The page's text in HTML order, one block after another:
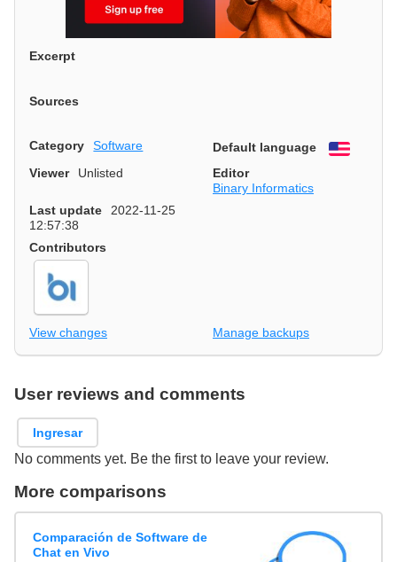
Excerpt
Sources
Category Software Default language
English
Viewer
Unlisted
Editor
Binary Informatics
Last update
2022-11-25
12:57:38
Contributors
View changes Manage backups
User reviews and comments
Ingresar
No comments yet. Be the first to leave your review.
More comparisons
Comparación de Software de
Chat en Vivo